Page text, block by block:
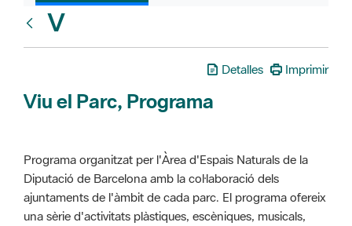
V
Detalles Imprimir
Viu el Parc, Programa
Programa organitzat per l'Àrea d'Espais Naturals de la
Diputació de Barcelona amb la col·laboració dels
ajuntaments de l'àmbit de cada parc. El programa ofereix
una sèrie d'activitats plàstiques, escèniques, musicals,